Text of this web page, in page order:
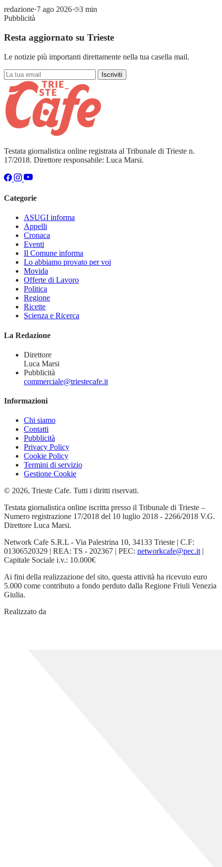
redazione·7 ago 2026·
3 min
Pubblicità
Resta aggiornato su Trieste
Le notizie più importanti direttamente nella tua casella mail.
Iscriviti
Testata giornalistica online registrata al Tribunale di Trieste n.
17/2018. Direttore responsabile: Luca Marsi.
Categorie
ASUGI informa
Appelli
Cronaca
Eventi
Il Comune informa
Lo abbiamo provato per voi
Movida
Offerte di Lavoro
Politica
Regione
Ricette
Scienza e Ricerca
La Redazione
Direttore
Luca Marsi
Pubblicità
commerciale@triestecafe.it
Informazioni
Chi siamo
Contatti
Pubblicità
Privacy Policy
Cookie Policy
Termini di servizio
Gestione Cookie
© 2026, Trieste Cafe. Tutti i diritti riservati.
Testata giornalistica online iscritta presso il Tribunale di Trieste –
Numero registrazione 17/2018 del 10 luglio 2018 - 2266/2018 V.G.
Direttore Luca Marsi.
Network Cafe S.R.L - Via Palestrina 10, 34133 Trieste | C.F:
01306520329 | REA: TS - 202367 | PEC: networkcafe@pec.it|
Capitale Sociale i.v.: 10.000€
Ai fini della realizzazione del sito, questa attività ha ricevuto euro
5.000 come contributo a fondo perduto dalla Regione Friuli Venezia
Giulia.
Realizzato da